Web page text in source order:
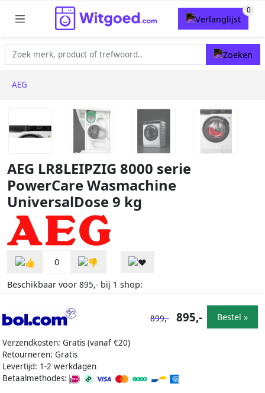
AEG
AEG LR8LEIPZIG 8000 serie
PowerCare Wasmachine
UniversalDose 9 kg
0
Beschikbaar voor 895,- bij 1 shop:
Verzendkosten: Gratis (vanaf €20)
Retourneren: Gratis
Levertijd: 1-2 werkdagen
Betaalmethodes:
899,- 895,- Bestel »